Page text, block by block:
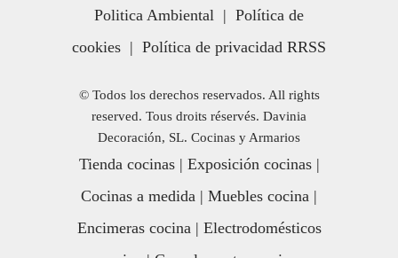
Politica Ambiental | Política de
cookies | Política de privacidad RRSS
© Todos los derechos reservados. All rights
reserved. Tous droits réservés. Davinia
Decoración, SL. Cocinas y Armarios
Tienda cocinas| Exposición cocinas|
Cocinas a medida | Muebles cocina |
Encimeras cocina | Electrodomésticos